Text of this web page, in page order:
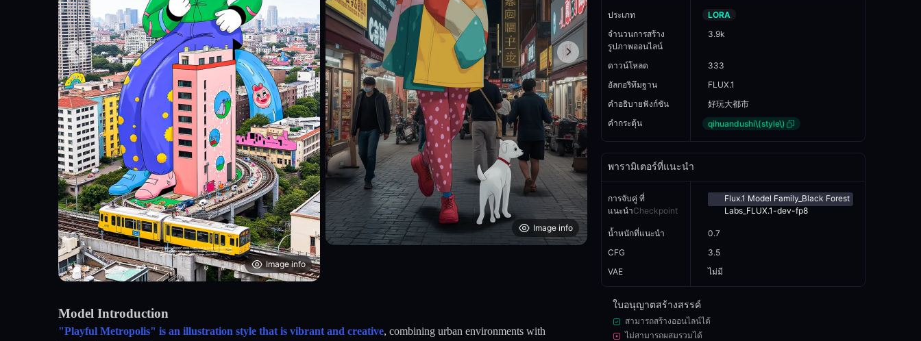
Image info
Image info
Model Introduction
"Playful Metropolis" is an illustration style that is vibrant and creative, combining urban environments with
ประเภท
LORA
จำนวนการสร้าง
รูปภาพออนไลน์
3.9k
ดาวน์โหลด
333
อัลกอริทึมฐาน
FLUX.1
คำอธิบายฟังก์ชัน
好玩大都市
คำกระตุ้น
qihuandushi\(style\)
พารามิเตอร์ที่แนะนำ
การจับคู่ ที่
แนะนำCheckpoint
Flux.1 Model Family_Black Forest
Labs_FLUX.1-dev-fp8
น้ำหนักที่แนะนำ
0.7
CFG
3.5
VAE
ไม่มี
ใบอนุญาตสร้างสรรค์
สามารถสร้างออนไลน์ได้
ไม่สามารถผสมรวมได้